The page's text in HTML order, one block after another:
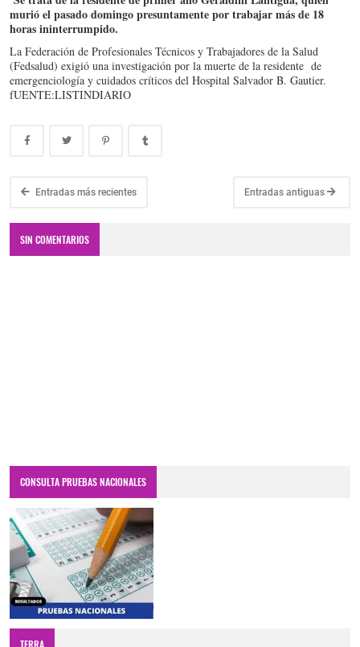
murió el pasado domingo presuntamente por trabajar más de 18
horas ininterrumpido.
La Federación de Profesionales Técnicos y Trabajadores de la Salud
(Fedsalud) exigió una investigación por la muerte de la residente de
emergenciología y cuidados críticos del Hospital Salvador B. Gautier.
fUENTE:LISTINDIARIO
Entradas más recientes Entradas antiguas
SIN COMENTARIOS
CONSULTA PRUEBAS NACIONALES